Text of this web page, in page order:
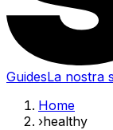
GuidesLa nostra
Home
›healthy